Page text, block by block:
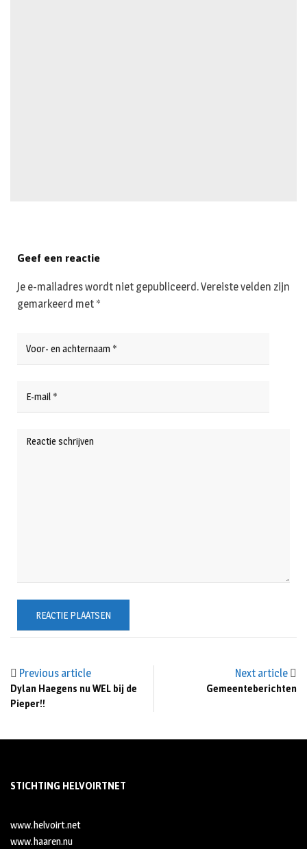
Previous article
Dylan Haegens nu WEL bij de
Pieper!!
Next article
Gemeenteberichten
Geef een reactie
Je e-mailadres wordt niet gepubliceerd.Vereiste velden zijn
gemarkeerd met *
STICHTING HELVOIRTNET
www.helvoirt.net
www.haaren.nu